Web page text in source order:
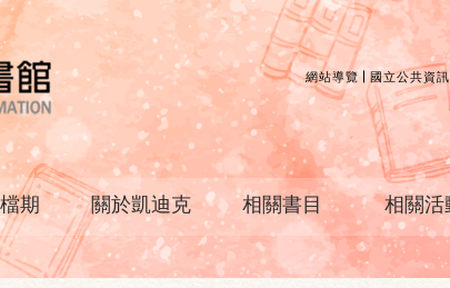
網站導覽 國立公共資
期 關於凱迪克 相關書目 相關活